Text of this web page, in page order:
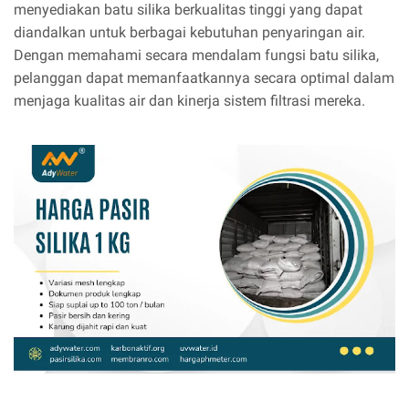
menyediakan batu silika berkualitas tinggi yang dapat
diandalkan untuk berbagai kebutuhan penyaringan air.
Dengan memahami secara mendalam fungsi batu silika,
pelanggan dapat memanfaatkannya secara optimal dalam
menjaga kualitas air dan kinerja sistem filtrasi mereka.